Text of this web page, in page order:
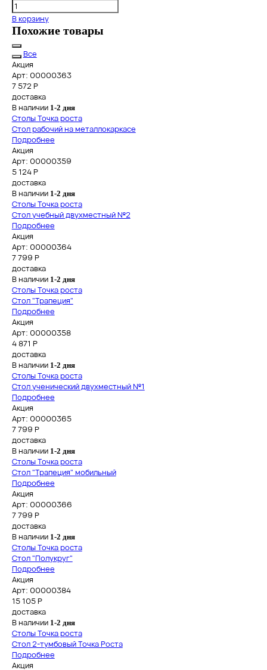
В корзину
Похожие товары
Все
Акция
Арт: 00000363
7 572 Р
доставка
В наличии 1-2 дня
Столы Точка роста
Стол рабочий на металлокаркасе
Подробнее
Акция
Арт: 00000359
5 124Р
доставка
В наличии 1-2 дня
Столы Точка роста
Стол учебный двухместный №2
Подробнее
Акция
Арт: 00000364
7 799 Р
доставка
В наличии 1-2 дня
Столы Точка роста
Стол "Трапеция"
Подробнее
Акция
Арт: 00000358
4 871 Р
доставка
В наличии 1-2 дня
Столы Точка роста
Стол ученический двухместный №1
Подробнее
Акция
Арт: 00000365
7 799 Р
доставка
В наличии 1-2 дня
Столы Точка роста
Стол "Трапеция" мобильный
Подробнее
Акция
Арт: 00000366
7 799 Р
доставка
В наличии 1-2 дня
Столы Точка роста
Стол "Полукруг"
Подробнее
Акция
Арт: 00000384
15 105Р
доставка
В наличии 1-2 дня
Столы Точка роста
Стол 2-тумбовый Точка Роста
Подробнее
Акция